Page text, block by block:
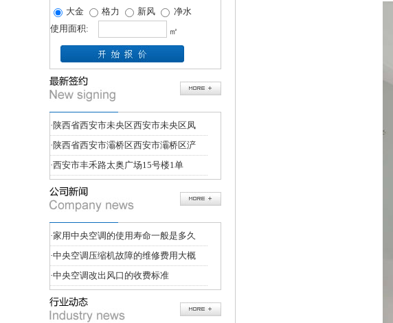
大金
格力 新风
净水
使用面积:
㎡
·陕西省西安市未央区西安市未央区凤
·陕西省西安市灞桥区西安市灞桥区浐
·西安市丰禾路太奥广场15号楼1单
·家用中央空调的使用寿命一般是多久
·中央空调压缩机故障的维修费用大概
·中央空调改出风口的收费标准